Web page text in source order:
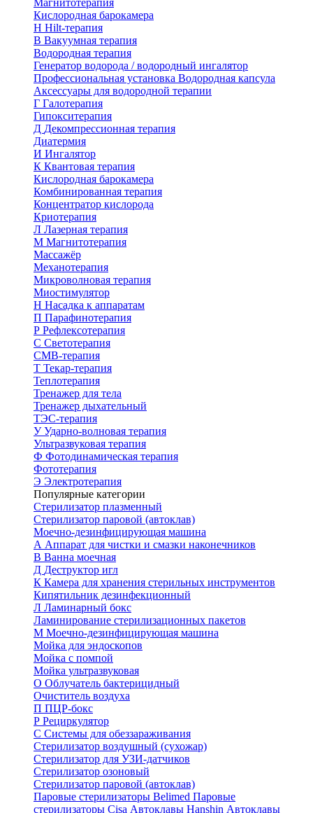
Магнитотерапия
Кислородная барокамера
H Hilt-терапия
В Вакуумная терапия
Водородная терапия
Генератор водорода / водородный ингалятор
Профессиональная установка Водородная капсула
Аксессуары для водородной терапии
Г Галотерапия
Гипокситерапия
Д Декомпрессионная терапия
Диатермия
И Ингалятор
К Квантовая терапия
Кислородная барокамера
Комбинированная терапия
Концентратор кислорода
Криотерапия
Л Лазерная терапия
М Магнитотерапия
Массажёр
Механотерапия
Микроволновая терапия
Миостимулятор
Н Насадка к аппаратам
П Парафинотерапия
Р Рефлексотерапия
С Светотерапия
СМВ-терапия
Т Текар-терапия
Теплотерапия
Тренажер для тела
Тренажер дыхательный
ТЭС-терапия
УУдарно-волновая терапия
Ультразвуковая терапия
Ф Фотодинамическая терапия
Фототерапия
Э Электротерапия
Популярные категории
Стерилизатор плазменный
Стерилизатор паровой (автоклав)
Моечно-дезинфицирующая машина
А Аппарат для чистки и смазки наконечников
В Ванна моечная
Д Деструктор игл
К Камера для хранения стерильных инструментов
Кипятильник дезинфекционный
Л Ламинарный бокс
Ламинирование стерилизационных пакетов
М Моечно-дезинфицирующая машина
Мойка для эндоскопов
Мойка с помпой
Мойка ультразвуковая
О Облучатель бактерицидный
Очиститель воздуха
П ПЦР-бокс
Р Рециркулятор
С Системы для обеззараживания
Стерилизатор воздушный (сухожар)
Стерилизатор для УЗИ-датчиков
Стерилизатор озоновый
Стерилизатор паровой (автоклав)
Паровые стерилизаторы Belimed Паровые
стерилизаторы Cisa Автоклавы Hanshin Автоклавы